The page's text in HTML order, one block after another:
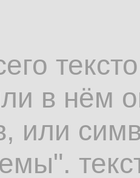
в нём
или